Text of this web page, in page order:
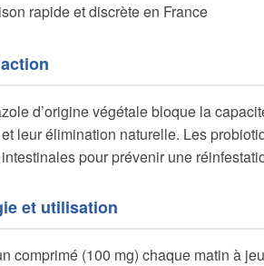
rapide et discrète en France
d’origine végétale bloque la
leur élimination naturelle. Les
pour prévenir une
et utilisation
comprimé (100 mg) chaque matin à